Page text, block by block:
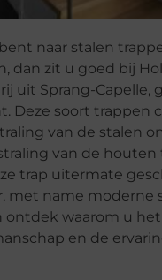
naar stalen
dan zit u goed bij
uit Sprang-Capelle,
Deze soort trappen
van de stalen
van de houten
trap uitermate
met name moderne
ontdek waarom u
en de